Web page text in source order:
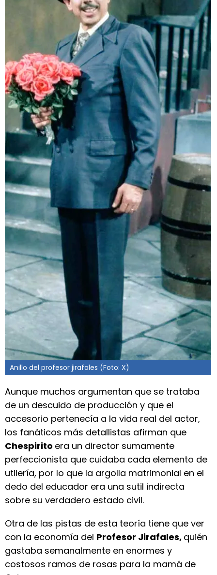
Anillo del profesor jirafales (Foto: X)
Aunque muchos argumentan que se trataba
de un descuido de producción y que el
accesorio pertenecía a la vida real del actor,
los fanáticos más detallistas afirman que
Chespirito era un director sumamente
perfeccionista que cuidaba cada elemento de
utilería, por lo que la argolla matrimonial en el
dedo del educador era una sutil indirecta
sobre su verdadero estado civil.
Otra de las pistas de esta teoría tiene que ver
con la economía del Profesor Jirafales, quién
gastaba semanalmente en enormes y
costosos ramos de rosas para la mamá de